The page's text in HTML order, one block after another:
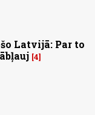
Latvijā: Par to
4